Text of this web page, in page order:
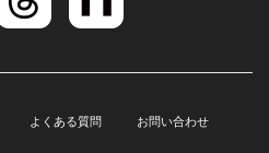
よくある質問 お問い合わせ